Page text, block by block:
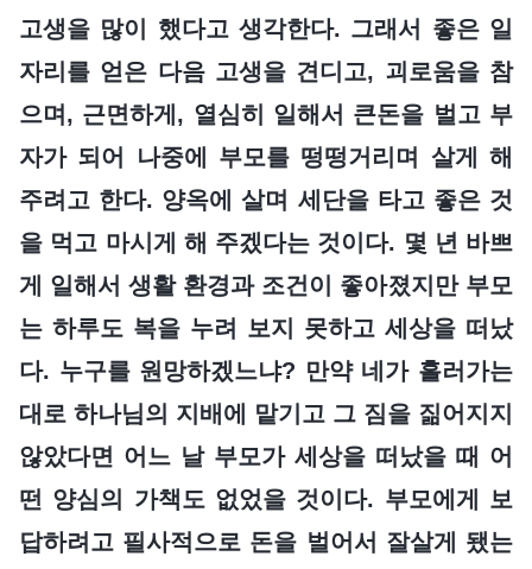
고생을 많이 했다고 생각한다. 그래서 좋은 일
자리를 얻은 다음 고생을 견디고, 괴로움을 참
으며, 근면하게, 열심히 일해서 큰돈을 벌고 부
자가 되어 나중에 부모를 떵떵거리며 살게 해
주려고 한다. 양옥에 살며 세단을 타고 좋은 것
을 먹고 마시게 해 주겠다는 것이다. 몇 년 바쁘
게 일해서 생활 환경과 조건이 좋아졌지만 부모
는 하루도 복을 누려 보지 못하고 세상을 떠났
다. 누구를 원망하겠느냐? 만약 네가 흘러가는
대로 하나님의 지배에 맡기고 그 짐을 짊어지지
않았다면 어느 날 부모가 세상을 떠났을 때 어
떤 양심의 가책도 없었을 것이다. 부모에게 보
답하려고 필사적으로 돈을 벌어서 잘살게 됐는